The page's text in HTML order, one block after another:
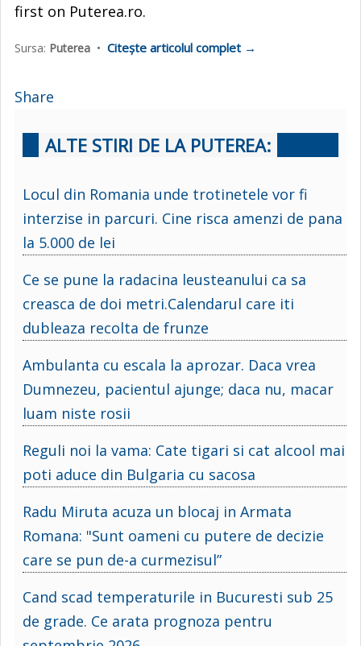
first on Puterea.ro.
Sursa: Puterea • Citește articolul complet →
Share
ALTE STIRI DE LA PUTEREA:
Locul din Romania unde trotinetele vor fi
interzise in parcuri. Cine risca amenzi de pana
la 5.000 de lei
Ce se pune la radacina leusteanului ca sa
creasca de doi metri.Calendarul care iti
dubleaza recolta de frunze
Ambulanta cu escala la aprozar. Daca vrea
Dumnezeu, pacientul ajunge; daca nu, macar
luam niste rosii
Reguli noi la vama: Cate tigari si cat alcool mai
poti aduce din Bulgaria cu sacosa
Radu Miruta acuza un blocaj in Armata
Romana: "Sunt oameni cu putere de decizie
care se pun de-a curmezisul”
Cand scad temperaturile in Bucuresti sub 25
de grade. Ce arata prognoza pentru